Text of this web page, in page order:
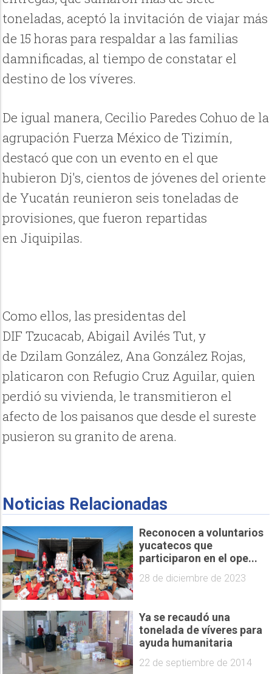
toneladas, aceptó la invitación de viajar más
de 15 horas para respaldar a las familias
damnificadas, al tiempo de constatar el
destino de los víveres.
De igual manera, Cecilio ParedesCohuo de la
agrupación Fuerza México de Tizimín,
destacó que con un evento en el que
hubieron Dj's, cientos de jóvenes del oriente
de Yucatán reunieron seis toneladas de
provisiones, que fueron repartidas
en Jiquipilas.
Como ellos, las presidentas del
DIFTzucacab, Abigail AvilésTut, y
de Dzilam González, Ana González Rojas,
platicaron con Refugio Cruz Aguilar, quien
perdió su vivienda, le transmitieron el
afecto de los paisanos que desde el sureste
pusieron su granito de arena.
Noticias Relacionadas
Reconocen a voluntarios
yucatecos que
participaron en el ope...
28 de diciembre de 2023
Ya se recaudó una
tonelada de víveres para
ayuda humanitaria
22 de septiembre de 2014